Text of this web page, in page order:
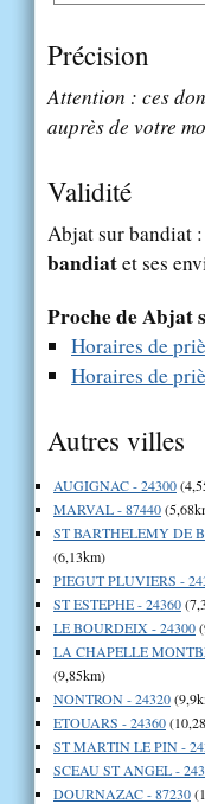
Précision
Attention : ces
auprès de votre
Validité
Abjat sur bandiat
bandiatet ses
Proche de Abjat
Horaires de
Horaires de
Autres villes
AUGIGNAC - 24300
MARVAL - 87440
ST BARTHELEMY DE
(6,13km)
PIEGUT PLUVIERS -
ST ESTEPHE - 24360
LE BOURDEIX - 24300
LA CHAPELLE
(9,85km)
NONTRON - 24320
ETOUARS - 24360
ST MARTIN LE PIN -
SCEAU ST ANGEL -
DOURNAZAC - 87230